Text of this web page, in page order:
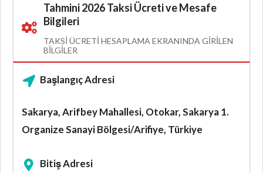
Tahmini 2026 Taksi Ücreti ve Mesafe
Bilgileri
TAKSI ÜCRETI HESAPLAMA EKRANINDA GIRILEN
BILGILER
Başlangıç Adresi
Sakarya, Arifbey Mahallesi, Otokar, Sakarya 1.
Organize Sanayi Bölgesi/Arifiye, Türkiye
Bitiş Adresi